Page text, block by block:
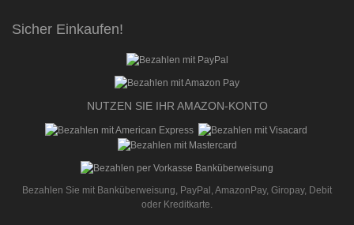
Sicher Einkaufen!
NUTZEN SIE IHR AMAZON-KONTO
Bezahlen Sie mit Banküberweisung, PayPal, AmazonPay, Giropay, Debit
oder Kreditkarte.